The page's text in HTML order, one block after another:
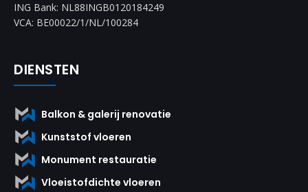
ING Bank: NL88INGB0120184249
VCA: BE00022/1/NL/100284
DIENSTEN
Balkon & galerij renovatie
Kunststof vloeren
Monument restauratie
Vloeistofdichte vloeren